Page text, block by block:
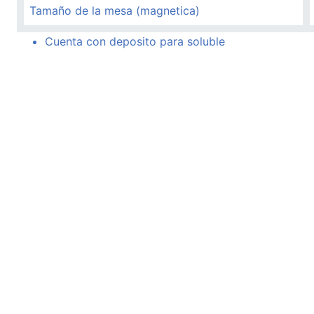
Tamaño de la mesa (magnetica)
Cuenta con deposito para soluble